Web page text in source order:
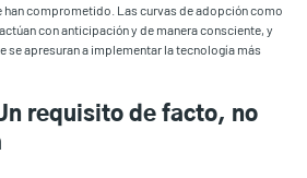
han comprometido. Las curvas de adopción como
con anticipación y de manera consciente, y
se apresuran a implementar la tecnología más
requisito de facto, no